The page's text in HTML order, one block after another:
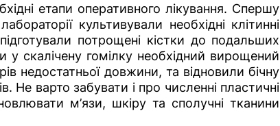
етапи оперативного лікування. Спершу
культивували необхідні клітинні
потрощені кістки до подальших
у скалічену гомілку необхідний вирощений
недостатньої довжини, та відновили бічну
Не варто забувати і про численні пластичні
м’язи, шкіру та сполучні тканини